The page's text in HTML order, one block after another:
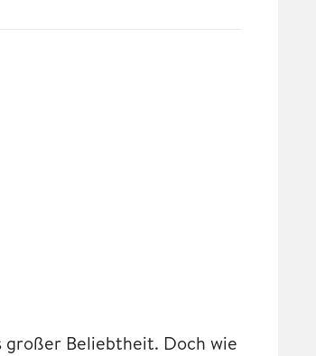
großer Beliebtheit. Doch wie